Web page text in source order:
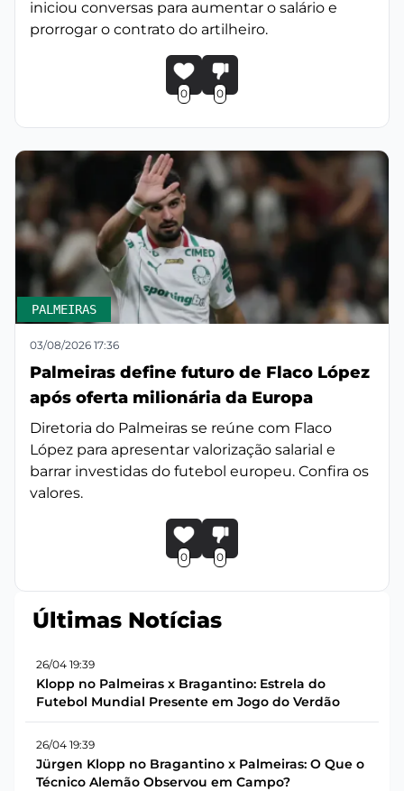
iniciou conversas para aumentar o salário e
prorrogar o contrato do artilheiro.
0 0
PALMEIRAS
03/08/2026 17:36
Palmeiras define futuro de Flaco López
após oferta milionária da Europa
Diretoria do Palmeiras se reúne com Flaco
López para apresentar valorização salarial e
barrar investidas do futebol europeu. Confira os
valores.
0 0
Últimas Notícias
26/04 19:39
Klopp no Palmeiras x Bragantino: Estrela do
Futebol Mundial Presente em Jogo do Verdão
26/04 19:39
Jürgen Klopp no Bragantino x Palmeiras: O Que o
Técnico Alemão Observou em Campo?